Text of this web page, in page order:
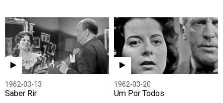
1962-03-13
Saber Rir
1962-03-20
Um Por Todos